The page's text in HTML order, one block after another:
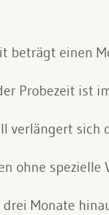
beträgt einen
Probezeit ist
verlängert sich
ohne spezielle
Monate